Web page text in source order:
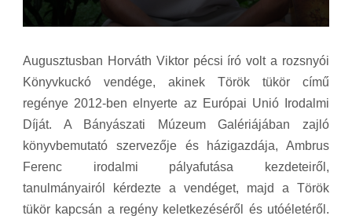
Augusztusban Horváth Viktor pécsi író volt a rozsnyói
Könyvkuckó vendége, akinek Török tükör című
regénye 2012-ben elnyerte az Európai Unió Irodalmi
Díját. A Bányászati Múzeum Galériájában zajló
könyvbemutató szervezője és házigazdája, Ambrus
Ferenc irodalmi pályafutása kezdeteiről,
tanulmányairól kérdezte a vendéget, majd a Török
tükör kapcsán a regény keletkezéséről és utóéletéről.